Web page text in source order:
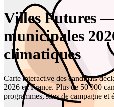
Villes Futures
municipales
climatiques
Carte interactive des candidats
2026 en France. Plus de 50 000
programmes, sites de campagne et